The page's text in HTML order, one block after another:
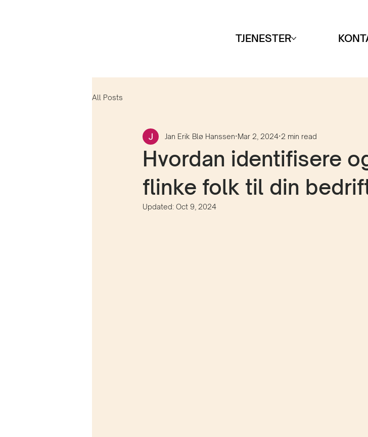
TJENESTER
All Posts
Hvordan identifisere
flinke folk til din
Jan Erik Blø Hanssen Mar 2, 2024 2 min read
Updated: Oct 9, 2024